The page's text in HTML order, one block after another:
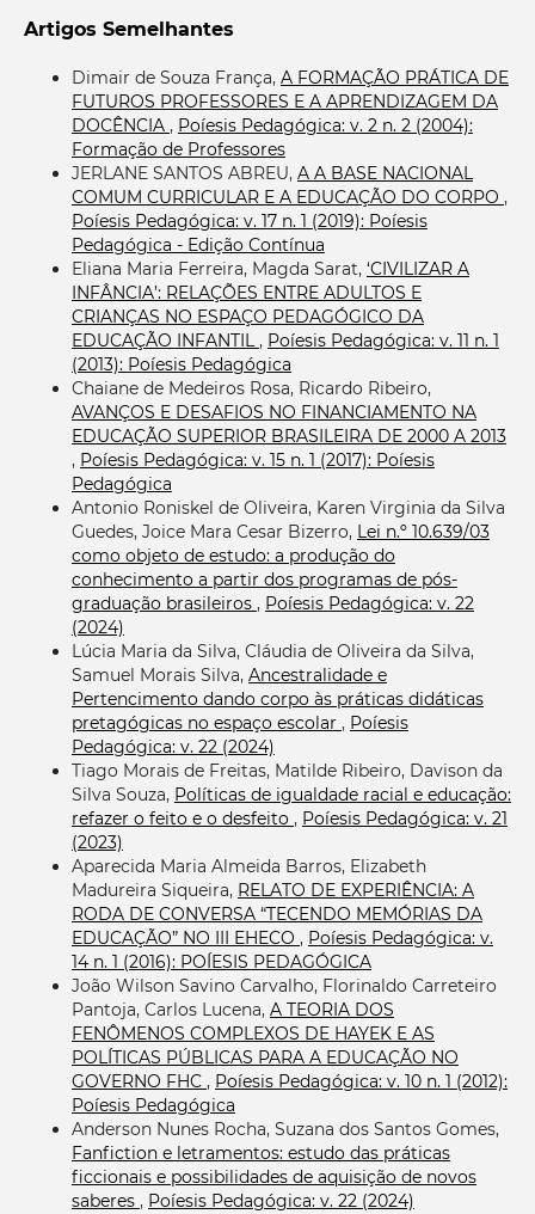
Artigos Semelhantes
Dimair de Souza França, A FORMAÇÃO PRÁTICA DE
FUTUROS PROFESSORES E A APRENDIZAGEM DA
DOCÊNCIA , Poíesis Pedagógica: v. 2 n. 2 (2004):
Formação de Professores
JERLANE SANTOS ABREU, A A BASE NACIONAL
COMUM CURRICULAR E A EDUCAÇÃO DO CORPO ,
Poíesis Pedagógica: v. 17 n. 1 (2019): Poíesis
Pedagógica - Edição Contínua
Eliana Maria Ferreira, Magda Sarat, ‘CIVILIZAR A
INFÂNCIA’: RELAÇÕES ENTRE ADULTOS E
CRIANÇAS NO ESPAÇO PEDAGÓGICO DA
EDUCAÇÃO INFANTIL, Poíesis Pedagógica: v. 11 n. 1
(2013): Poíesis Pedagógica
Chaiane de Medeiros Rosa, Ricardo Ribeiro,
AVANÇOS E DESAFIOS NO FINANCIAMENTO NA
EDUCAÇÃO SUPERIOR BRASILEIRA DE 2000 A 2013
, Poíesis Pedagógica: v. 15 n. 1 (2017): Poíesis
Pedagógica
Antonio Roniskel de Oliveira, Karen Virginia da Silva
Guedes, Joice Mara Cesar Bizerro, Lei n.º 10.639/03
como objeto de estudo: a produção do
conhecimento a partir dos programas de pós-
graduação brasileiros , Poíesis Pedagógica: v. 22
(2024)
Lúcia Maria da Silva, Cláudia de Oliveira da Silva,
Samuel Morais Silva, Ancestralidade e
Pertencimento dando corpo às práticas didáticas
pretagógicas no espaço escolar , Poíesis
Pedagógica: v. 22 (2024)
Tiago Morais de Freitas, Matilde Ribeiro, Davison da
Silva Souza, Políticas de igualdade racial e educação:
refazer o feito e o desfeito , Poíesis Pedagógica: v. 21
(2023)
Aparecida Maria Almeida Barros, Elizabeth
Madureira Siqueira, RELATO DE EXPERIÊNCIA: A
RODA DE CONVERSA “TECENDO MEMÓRIAS DA
EDUCAÇÃO” NO III EHECO , Poíesis Pedagógica: v.
14 n. 1 (2016): POÍESIS PEDAGÓGICA
João Wilson Savino Carvalho, Florinaldo Carreteiro
Pantoja, Carlos Lucena, A TEORIA DOS
FENÔMENOS COMPLEXOS DE HAYEK E AS
POLÍTICAS PÚBLICAS PARA A EDUCAÇÃO NO
GOVERNO FHC , Poíesis Pedagógica: v. 10 n. 1 (2012):
Poíesis Pedagógica
Anderson Nunes Rocha, Suzana dos Santos Gomes,
Fanfiction e letramentos: estudo das práticas
ficcionais e possibilidades de aquisição de novos
saberes , Poíesis Pedagógica: v. 22 (2024)